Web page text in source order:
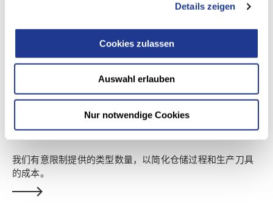
Details zeigen
Cookies zulassen
Auswahl erlauben
Nur notwendige Cookies
高效、可靠
我们有意限制提供的类型数量，以简化仓储过程和生产刀具
的成本。